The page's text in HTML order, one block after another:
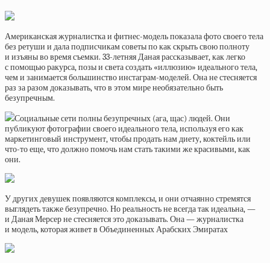
Американская журналистка и фитнес-модель показала фото своего тела
без ретуши и дала подписчикам советы по как скрыть свою полноту
и изъяны во время съемки. 33-летняя Даная рассказывает, как легко
с помощью ракурса, позы и света создать «иллюзию» идеального тела,
чем и занимается большинство инстаграм-моделей. Она не стесняется
раз за разом доказывать, что в этом мире необязательно быть
безупречным.
Социальные сети полны безупречных (ага, щас) людей. Они
публикуют фотографии своего идеального тела, используя его как
маркетинговый инструмент, чтобы продать нам диету, коктейль или
что-то еще, что должно помочь нам стать такими же красивыми, как
они.
У других девушек появляются комплексы, и они отчаянно стремятся
выглядеть также безупречно. Но реальность не всегда так идеальна, —
и Даная Мерсер не стесняется это доказывать. Она — журналистка
и модель, которая живет в Объединенных Арабских Эмиратах